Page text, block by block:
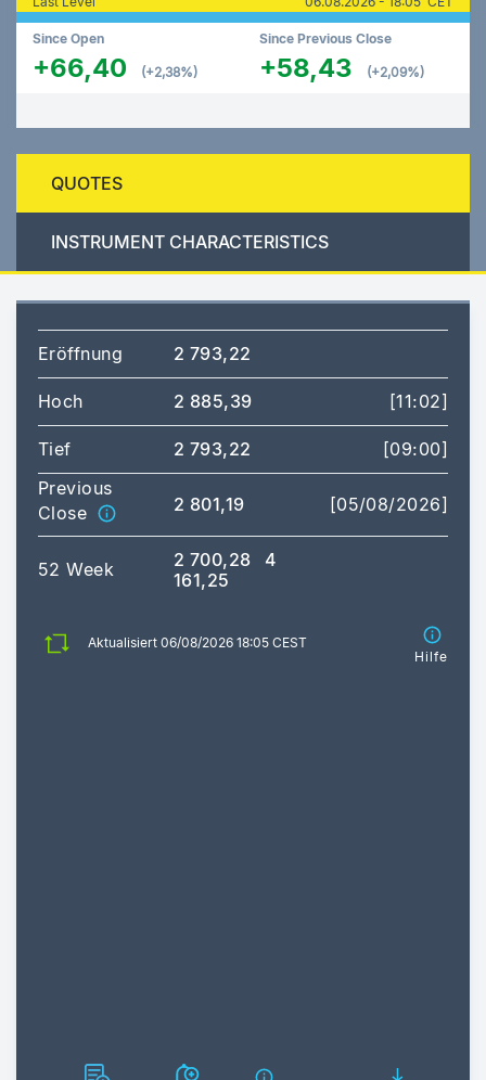
Since Open
+66,40 (+2,38%)
Since Previous Close
+58,43 (+2,09%)
QUOTES
INSTRUMENT CHARACTERISTICS
Eröffnung 2 793,22
Hoch 2 885,39 [11:02]
Tief 2 793,22
[09:00]
Previous
Close
2 801,19 [05/08/2026]
52 Week 2 700,28
4
161,25
Aktualisiert 06/08/2026 18:05 CEST
Hilfe